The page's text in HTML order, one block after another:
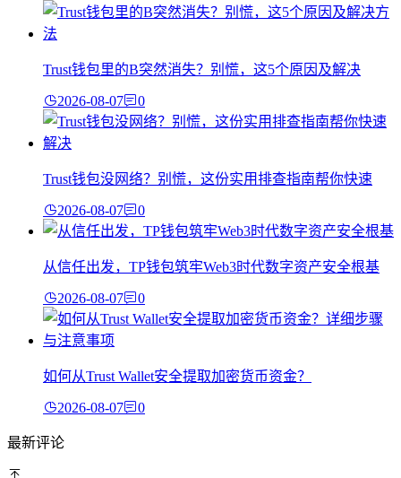
Trust钱包里的B突然消失？别慌，这5个原因及解决
2026-08-07 0
Trust钱包没网络？别慌，这份实用排查指南帮你快速
2026-08-07 0
从信任出发，TP钱包筑牢Web3时代数字资产安全根基
2026-08-07 0
如何从Trust Wallet安全提取加密货币资金？
2026-08-07 0
最新评论